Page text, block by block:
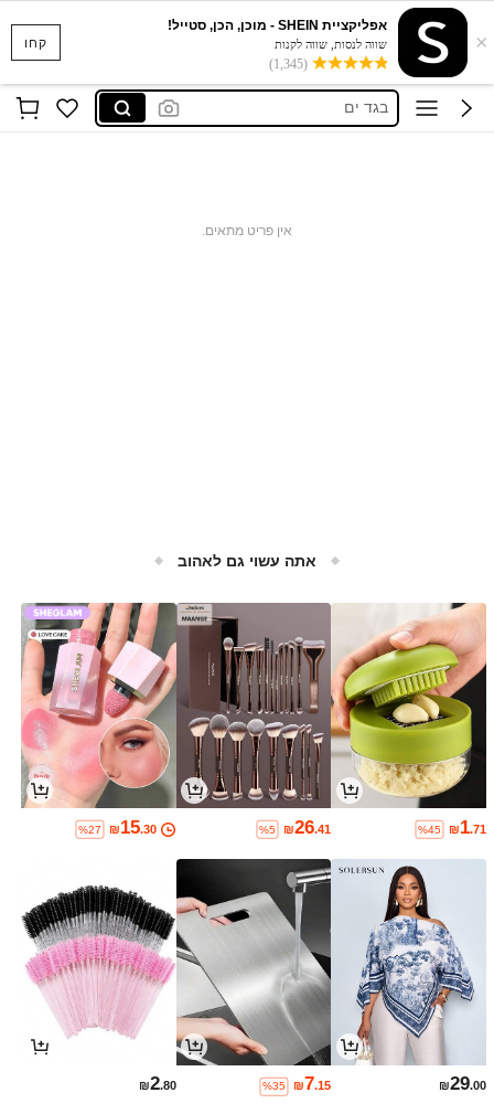
קחו ×
אפליקציית SHEIN - מוכן, הכן, סטייל!
שווה לנסות, שווה לקנות
(1,345)
סקוישים
anewsta שמלות
בגד ים
אין פריט מתאים.
אתה עשוי גם לאהוב
₪1.71
%45
₪26.41
%5
₪15.30
%27
₪29.00
₪7.15
%35
₪2.80